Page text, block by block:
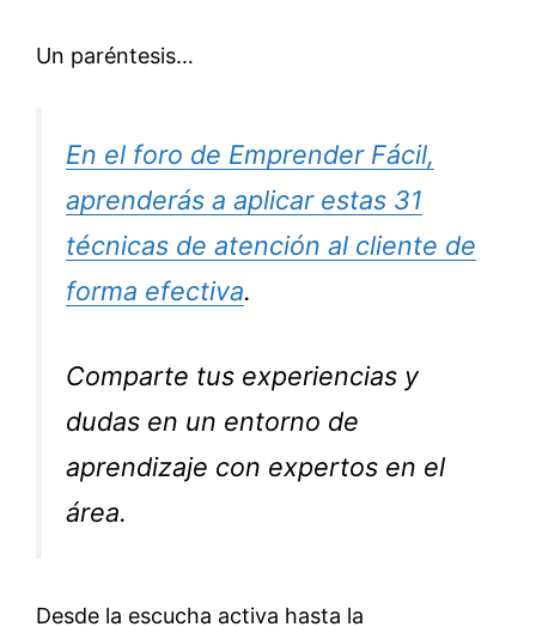
Un paréntesis…
En el foro de Emprender Fácil,
aprenderás a aplicar estas 31
técnicas de atención al cliente de
forma efectiva.
Comparte tus experiencias y
dudas en un entorno de
aprendizaje con expertos en el
área.
Desde la escucha activa hasta la